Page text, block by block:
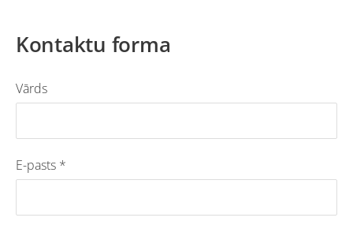
Kontaktu forma
Vārds
E-pasts *